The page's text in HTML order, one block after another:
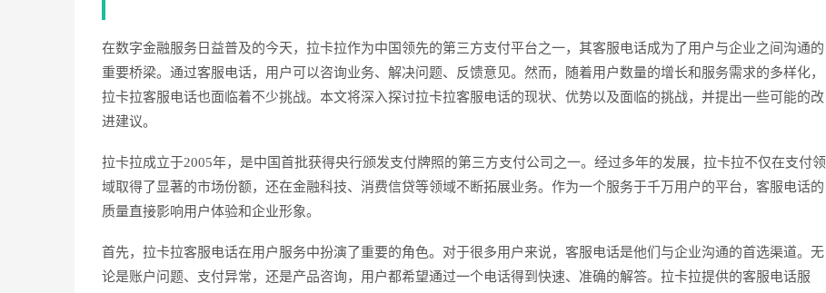
在数字金融服务日益普及的今天，拉卡拉作为中国领先的第三方支付平台之一，其客服电话成为了用户与企业之间沟通的
重要桥梁。通过客服电话，用户可以咨询业务、解决问题、反馈意见。然而，随着用户数量的增长和服务需求的多样化，
拉卡拉客服电话也面临着不少挑战。本文将深入探讨拉卡拉客服电话的现状、优势以及面临的挑战，并提出一些可能的改
进建议。
拉卡拉成立于2005年，是中国首批获得央行颁发支付牌照的第三方支付公司之一。经过多年的发展，拉卡拉不仅在支付领
域取得了显著的市场份额，还在金融科技、消费信贷等领域不断拓展业务。作为一个服务于千万用户的平台，客服电话的
质量直接影响用户体验和企业形象。
首先，拉卡拉客服电话在用户服务中扮演了重要的角色。对于很多用户来说，客服电话是他们与企业沟通的首选渠道。无
论是账户问题、支付异常，还是产品咨询，用户都希望通过一个电话得到快速、准确的解答。拉卡拉提供的客服电话服